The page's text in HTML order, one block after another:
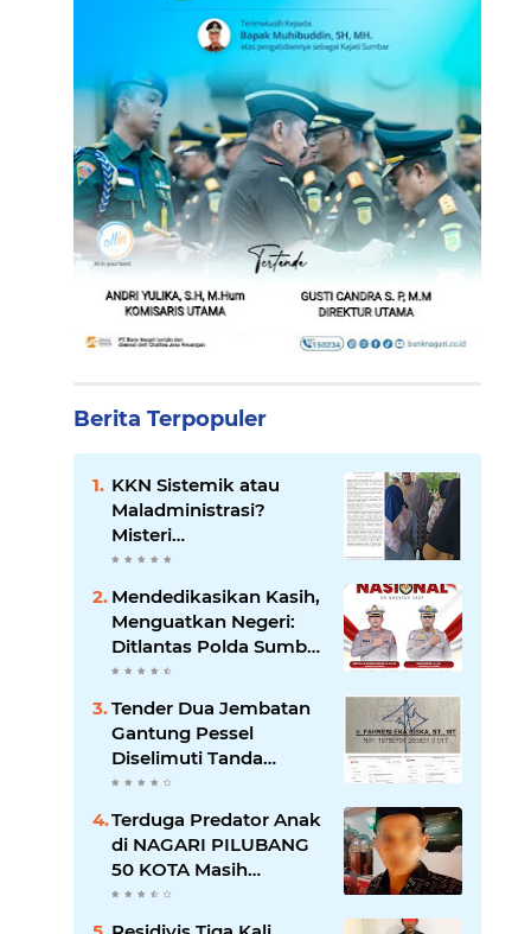
Berita Terpopuler
KKN Sistemik atau
Maladministrasi?
Misteri
"Dikorbankannya" SDN
Transparansi Pemkot
Padang
Mendedikasikan Kasih,
Menguatkan Negeri:
Ditlantas Polda Sumbar
Apresiasi Peran
sebagai Pilar
Pengabdian
Tender Dua Jembatan
Gantung Pessel
Diselimuti Tanda
Tanya, Gangguan
di Balik Layar?
Terduga Predator Anak
di NAGARI PILUBANG
50 KOTA Masih
Berkeliaran